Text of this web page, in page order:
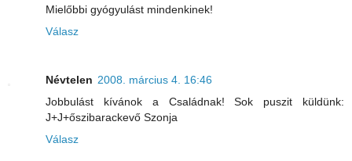
Mielőbbi gyógyulást mindenkinek!
Válasz
Névtelen 2008. március 4. 16:46
Jobbulást kívánok a Családnak! Sok puszit küldünk:
J+J+őszibarackevő Szonja
Válasz